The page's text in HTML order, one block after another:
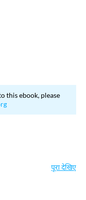
this ebook, please
पूरा देखिए